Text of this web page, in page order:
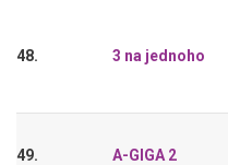
48. 3 na jednoho
49. A-GIGA 2